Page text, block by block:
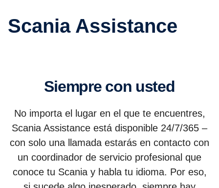
Scania Assis­tance
Siempre con usted
No importa el lugar en el que te encuentres,
Scania Assistance está disponible 24/7/365 –
con solo una llamada estarás en contacto con
un coordinador de servicio profesional que
conoce tu Scania y habla tu idioma. Por eso,